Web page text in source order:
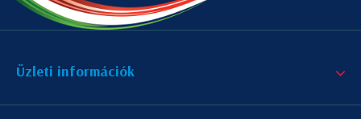
Üzleti információk